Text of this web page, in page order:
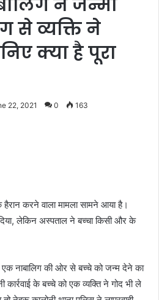
ने जन्मा
से व्यक्ति ने
क्या है पूरा
22, 2021 0 163
हैरान करने वाला मामला सामने आया है।
लेकिन अस्पताल ने बच्चा किसी और के
एक नाबालिग की ओर से बच्चे को जन्म देने का
कार्रवाई के बच्चे को एक व्यक्ति ने गोद भी ले